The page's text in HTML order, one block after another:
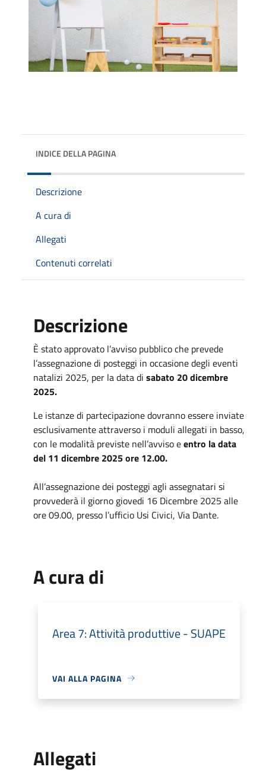
INDICE DELLA PAGINA
Descrizione
A cura di
Allegati
Contenuti correlati
Descrizione
È stato approvato l’avviso pubblico che prevede
l’assegnazione di posteggi in occasione degli eventi
natalizi 2025, per la data di sabato 20 dicembre
2025.
Le istanze di partecipazione dovranno essere inviate
esclusivamente attraverso i moduli allegati in basso,
con le modalità previste nell’avviso eentro la data
del 11 dicembre 2025 ore 12.00.
All’assegnazione dei posteggi agli assegnatari si
provvederà il giorno giovedi 16 Dicembre 2025 alle
ore 09.00, presso l’ufficio Usi Civici, Via Dante.
A cura di
Area 7: Attività produttive - SUAPE
VAI ALLA PAGINA
Allegati